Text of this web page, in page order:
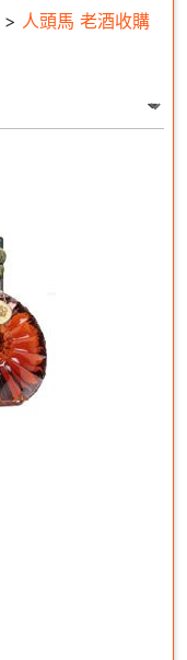
> 人頭馬 老酒收購